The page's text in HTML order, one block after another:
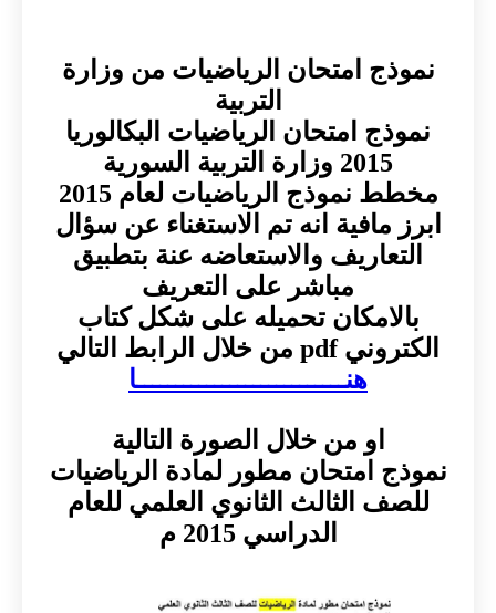
نموذج امتحان الرياضيات من وزارة
التربية
نموذج امتحان الرياضيات البكالوريا
2015 وزارة التربية السورية
مخطط نموذج الرياضيات لعام 2015
ابرز مافية انه تم الاستغناء عن سؤال
التعاريف والاستعاضه عنة بتطبيق
مباشر على التعريف
بالامكان تحميله على شكل كتاب
الكتروني pdf من خلال الرابط التالي
هنـــــــــــــــــــــــــــا
او من خلال الصورة التالية
نموذج امتحان مطور لمادة الرياضيات
للصف الثالث الثانوي العلمي للعام
الدراسي 2015 م